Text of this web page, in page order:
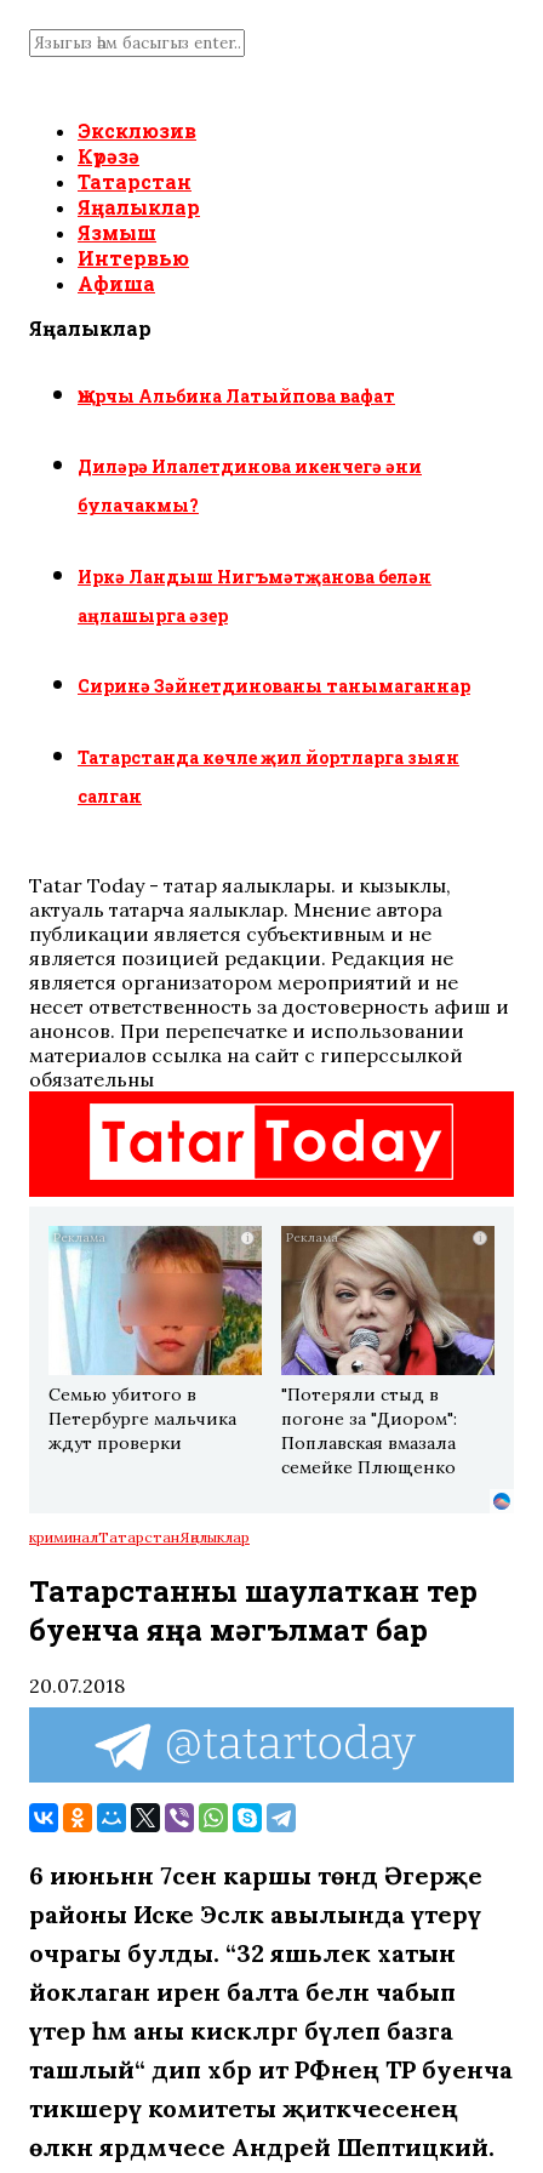
Эксклюзив
Күрәзә
Татарстан
Яңалыклар
Язмыш
Интервью
Афиша
Яңалыклар
Җырчы Альбина Латыйпова вафат
Диләрә Илалетдинова икенчегә әни
булачакмы?
Иркә Ландыш Нигъмәтҗанова белән
аңлашырга әзер
Сиринә Зәйнетдинованы танымаганнар
Татарстанда көчле җил йортларга зыян
салган
Tatar Today - татар яңалыклары. иң кызыклы,
актуаль татарча яңалыклар. Мнение автора
публикации является субъективным и не
является позицией редакции. Редакция не
является организатором мероприятий и не
несет ответственность за достоверность афиш и
анонсов. При перепечатке и использовании
материалов ссылка на сайт с гиперссылкой
обязательны
i
Семью убитого в
Петербурге мальчика
ждут проверки
i
"Потеряли стыд в
погоне за "Диором":
Поплавская вмазала
семейке Плющенко
криминалТатарстанЯңалыклар
Татарстанны шаулаткан үтерү
буенча яңа мәгълүмат бар
20.07.2018
6 июньнән 7сенә каршы төндә Әгерҗе
районы Иске Эсләк авылында үтерү
очрагы булды. “32 яшьлек хатын
йоклаган ирен балта белән чабып
үтерә һәм аны кисәкләргә бүлеп базга
ташлый“ дип хәбәр итә РФнең ТР буенча
тикшерү комитеты җитәкчесенең
өлкән ярдәмчесе Андрей Шептицкий.